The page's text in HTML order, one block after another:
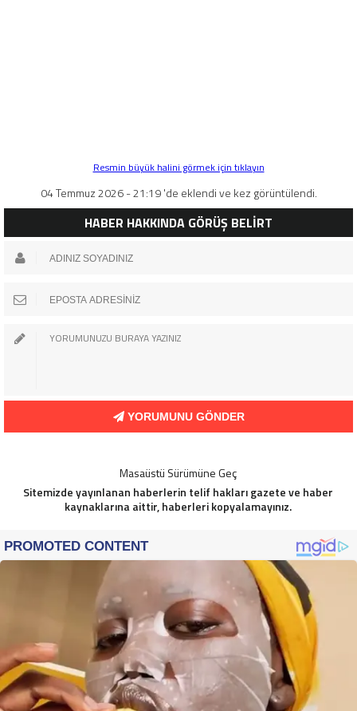
Resmin büyük halini görmek için tıklayın
04 Temmuz 2026 - 21:19 'de eklendi ve kez görüntülendi.
HABER HAKKINDA GÖRÜŞ BELİRT
YORUMUNU GÖNDER
Masaüstü Sürümüne Geç
Sitemizde yayınlanan haberlerin telif hakları gazete ve haber
kaynaklarına aittir, haberleri kopyalamayınız.